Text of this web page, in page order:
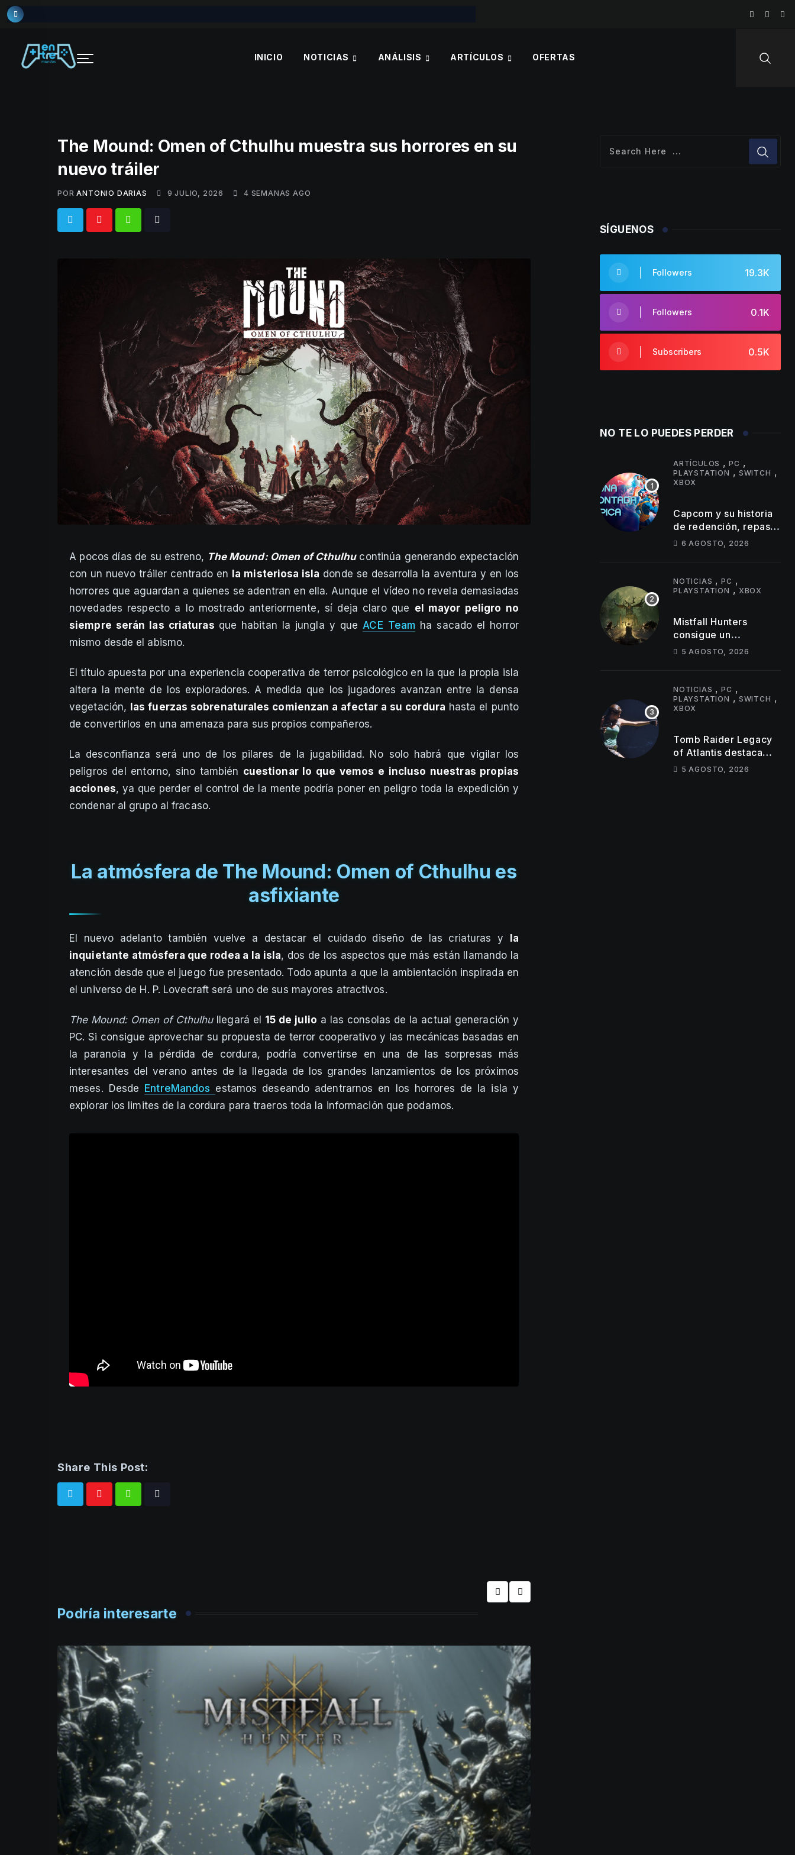
Skip
to
INICIO NOTICIAS ANÁLISIS ARTÍCULOS OFERTAS
The Mound: Omen of Cthulhu muestra sus horrores en su
nuevo tráiler
POR ANTONIO DARIAS 9 JULIO, 2026 4 SEMANAS AGO
WhatsappTiktok
A pocos días de su estreno, The Mound: Omen of Cthulhucontinúa generando expectación
con un nuevo tráiler centrado en
la misteriosa isla donde se desarrolla la aventura y en los
horrores que aguardan a quienes se adentran en ella. Aunque el vídeo no revela demasiadas
novedades respecto a lo mostrado anteriormente, sí deja claro que el mayor peligro no
siempre serán las criaturas que habitan la jungla y queACE Team ha sacado el horror
mismo desde el abismo.
El título apuesta por una experiencia cooperativa de terror psicológico en la que la propia isla
altera la mente de los exploradores. A medida que los jugadores avanzan entre la densa
vegetación,
las fuerzas sobrenaturales comienzan a afectar a su cordura hasta el punto
de convertirlos en una amenaza para sus propios compañeros.
La desconfianza será uno de los pilares de la jugabilidad. No solo habrá que vigilar los
peligros del entorno, sino también cuestionar lo que vemos e incluso nuestras propias
acciones, ya que perder el control de la mente podría poner en peligro toda la expedición y
condenar al grupo al fracaso.
La atmósfera de The Mound: Omen of Cthulhu es
asfixiante
El nuevo adelanto también vuelve a destacar el cuidado diseño de las criaturas y
la
inquietante atmósfera que rodea a la isla, dos de los aspectos que más están llamando la
atención desde que el juego fue presentado. Todo apunta a que la ambientación inspirada en
el universo de H. P. Lovecraft será uno de sus mayores atractivos.
The Mound: Omen of Cthulhullegará el 15 de julio a las consolas de la actual generación y
PC. Si consigue aprovechar su propuesta de terror cooperativo y las mecánicas basadas en
la paranoia y la pérdida de cordura, podría convertirse en una de las sorpresas más
interesantes del verano antes de la llegada de los grandes lanzamientos de los próximos
meses. Desde EntreMandos estamos deseando adentrarnos en los horrores de la isla y
explorar los limites de la cordura para traeros toda la información que podamos.
Share This Post:
WhatsappTiktok
Podría interesarte
SÍGUENOS
19.3K
Followers
0.1K
Followers
0.5K
Subscribers
NO TE LO PUEDES PERDER
ARTÍCULOS ,PC ,
PLAYSTATION , SWITCH ,
XBOX
Capcom y su historia
de redención, repaso
hasta la actualidad
6 AGOSTO, 2026
NOTICIAS ,PC ,
PLAYSTATION , XBOX
Mistfall Hunters
consigue un
importante hito de
5 AGOSTO, 2026
NOTICIAS ,PC ,
PLAYSTATION , SWITCH ,
XBOX
Tomb Raider Legacy
of Atlantis destaca
sus puzles y trampas
5 AGOSTO, 2026